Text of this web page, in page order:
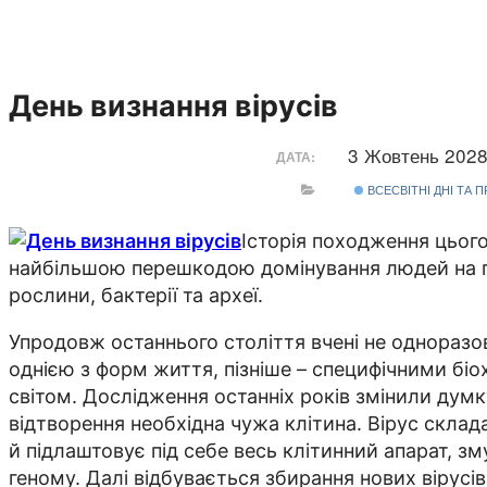
День визнання вірусів
ДАТА: 3 Жовтень
ВСЕСВІТНІ ДНІ ТА
Історія походження
найбільшою перешкодою домінування людей на
рослини, бактерії та археї.
Упродовж останнього століття вчені не
однією з форм життя, пізніше – специфічними
світом. Дослідження останніх років змінили
відтворення необхідна чужа клітина. Вірус
й підлаштовує під себе весь клітинний апарат,
геному. Далі відбувається збирання нових